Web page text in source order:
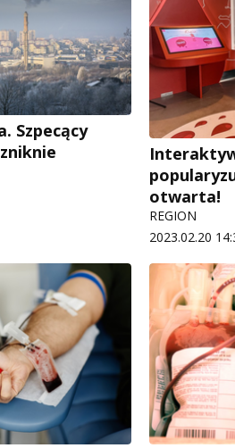
Szpecący
otwarta!
REGION
2023.02.20